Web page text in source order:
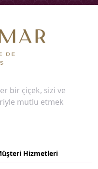
bir çiçek, sizi ve
mutlu etmek
Hizmetleri